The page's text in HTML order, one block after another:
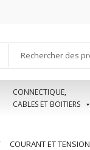
CONNECTIQUE,
CABLES ET BOITIERS
COURANT ET TENSION